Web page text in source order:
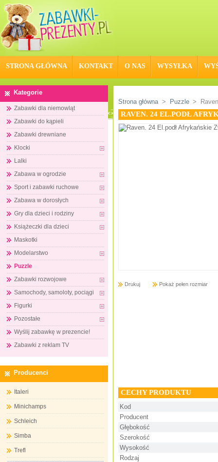
STRONA GŁÓWNA KONTAKT O NAS WYSYŁKA
Kategorie
Zabawki dla niemowląt
Zabawki do kąpieli
Zabawki drewniane
Klocki
Lalki
Zabawa w ogrodzie
Sport i zabawki ruchowe
Zabawa w dorosłych
Gry dla dzieci i rodziny
Książeczki dla dzieci
Maskotki
Modelarstwo
Puzzle
Zabawki rozwojowe
Samochody, samoloty, pociągi
Figurki
Pozostałe
Wyślij zabawkę w prezencie!
Zabawki z reklam TV
Producenci
Italeri
Minichamps
Schleich
Simba
Trefl
Strona główna > Puzzle >
RAVEN. 24 EL.PODŁ
Drukuj Pokaż pełen rozmiar
CECHY PRODUKTU
Kod
Producent
Głębokość
Szerokość
Wysokość
Rodzaj